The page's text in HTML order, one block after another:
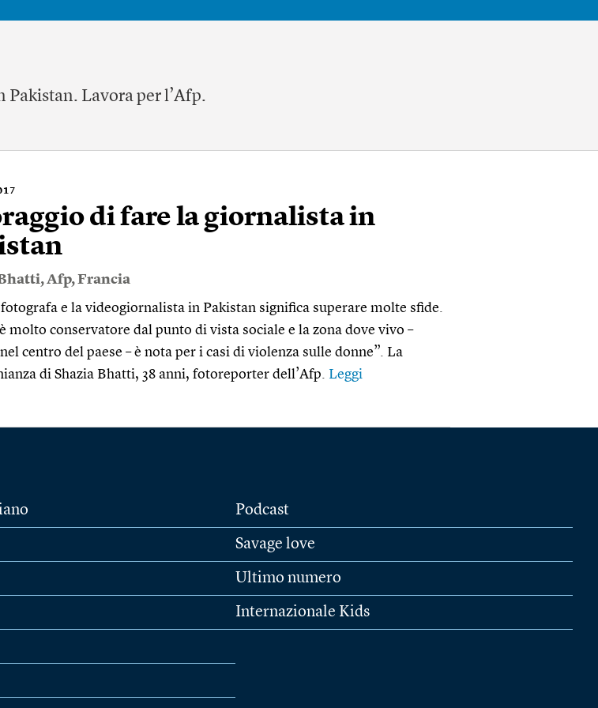
Lavora per l’Afp.
di fare la giornalista in
,Afp,Francia
fotografa e la videogiornalista in Pakistan significa superare molte sfide.
molto conservatore dal punto di vista sociale e la zona dove vivo –
centro del paese – è nota per i casi di violenza sulle donne”. La
di Shazia Bhatti, 38 anni, fotoreporter dell’Afp. Leggi
Podcast
Savage love
Ultimo numero
Internazionale Kids